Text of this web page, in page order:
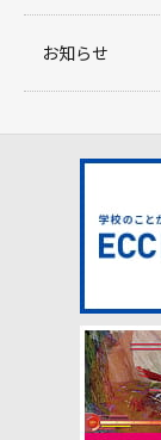
お知らせ